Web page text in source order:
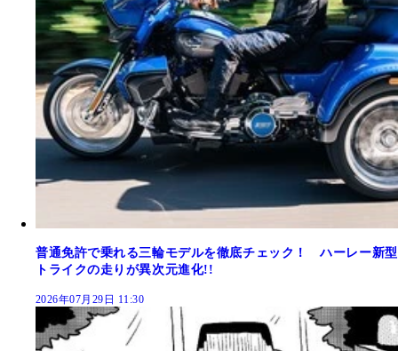
普通免許で乗れる三輪モデルを徹底チェック！ ハーレー新型
トライクの走りが異次元進化!!
2026年07月29日 11:30